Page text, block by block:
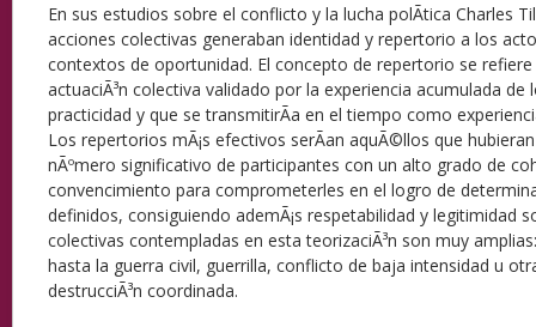
En sus estudios sobre el conflicto y la lucha polÃ­tica Charles
acciones colectivas generaban identidad y repertorio a los
contextos de oportunidad. El concepto de repertorio se
actuaciÃ³n colectiva validado por la experiencia acumulada
practicidad y que se transmitirÃ­a en el tiempo como
Los repertorios mÃ¡s efectivos serÃ­an aquÃ©llos que
nÃºmero significativo de participantes con un alto grado de
convencimiento para comprometerles en el logro de
definidos, consiguiendo ademÃ¡s respetabilidad y legitimidad
colectivas contempladas en esta teorizaciÃ³n son muy
hasta la guerra civil, guerrilla, conflicto de baja intensidad u
destrucciÃ³n coordinada.